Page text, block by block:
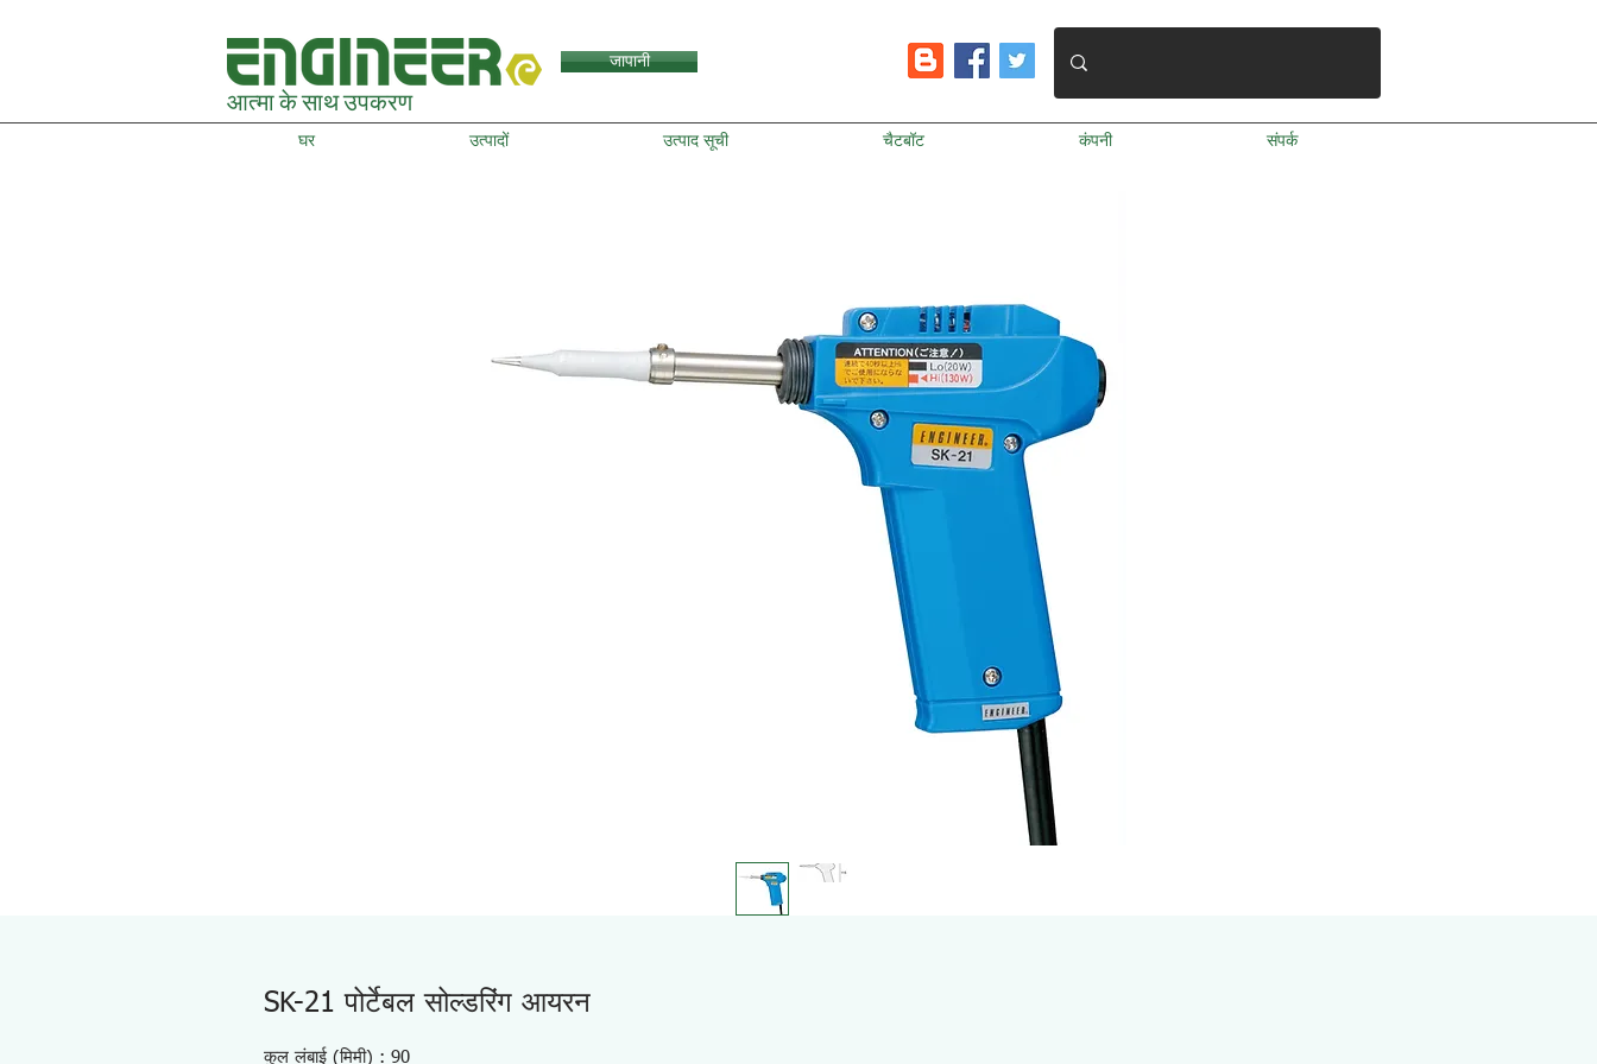
जापानी
आत्मा के साथ उपकरण
घर उत्पादों उत्पाद सूची चैटबॉट कंपनी संपर्क
SK-21 पोर्टेबल सोल्डरिंग आयरन
कुल लंबाई (मिमी) : 90